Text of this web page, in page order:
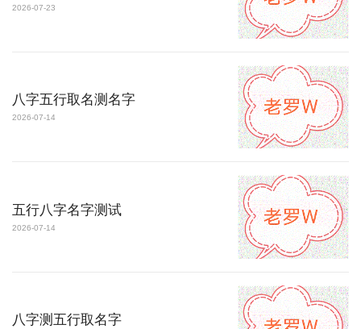
2026-07-23
八字五行取名测名字
2026-07-14
五行八字名字测试
2026-07-14
八字测五行取名字